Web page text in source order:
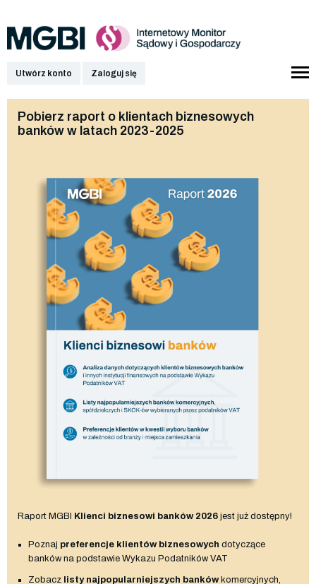
Utwórz konto Zaloguj się
Pobierz raport o klientach biznesowych
banków w latach 2023-2025
Raport MGBI Klienci biznesowi banków 2026 jest już dostępny!
Poznaj preferencje klientów biznesowych dotyczące
banków na podstawie Wykazu Podatników VAT
Zobacz listy najpopularniejszych bankówkomercyjnych,